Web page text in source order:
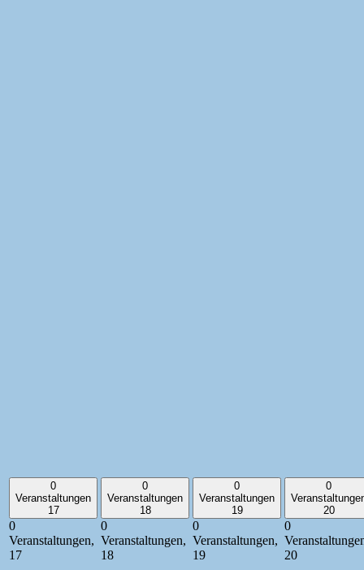
0
Veranstaltungen
17
0
Veranstaltungen,
17
0
Veranstaltungen
18
0
Veranstaltungen,
18
0
Veranstaltungen
19
0
Veranstaltungen,
19
0
20
0
20